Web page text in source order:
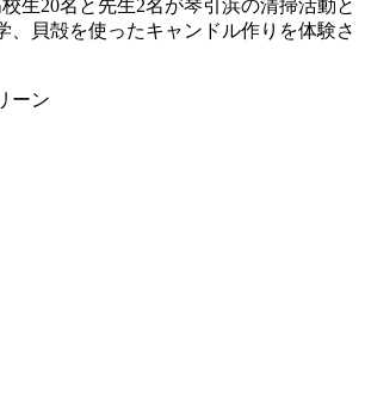
生20名と先生2名が琴引浜の清掃活動と
、貝殻を使ったキャンドル作りを体験さ